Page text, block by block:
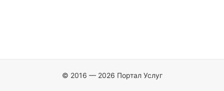
© 2016 — 2026 Портал Услуг